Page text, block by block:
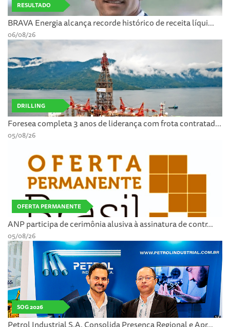
RESULTADO
BRAVA Energia alcança recorde histórico de receita líqui...
06/08/26
DRILLING
Foresea completa 3 anos de liderança com frota contratad...
05/08/26
OFERTA PERMANENTE
ANP participa de cerimônia alusiva à assinatura de contr...
05/08/26
SOG 2026